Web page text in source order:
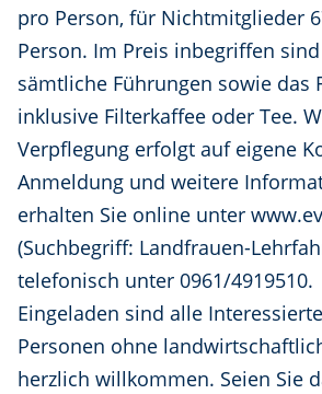
pro Person, für Nichtmitglieder
Person. Im Preis inbegriffen
sämtliche Führungen sowie das
inklusive Filterkaffee oder Tee.
Verpflegung erfolgt auf eigene
Anmeldung und weitere
erhalten Sie online unter
(Suchbegriff: Landfrauen-
telefonisch unter 0961/4919510.
Eingeladen sind alle
Personen ohne
herzlich willkommen. Seien Sie